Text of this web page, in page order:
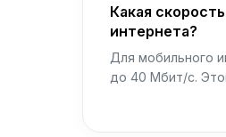
Какая
интернета?
Для мобильного
до 40 Мбит/с.